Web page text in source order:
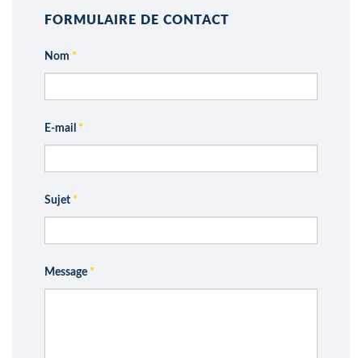
FORMULAIRE DE CONTACT
Nom *
E-mail *
Sujet *
Message *